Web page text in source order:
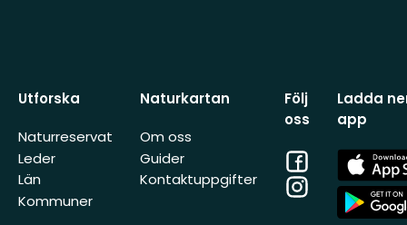
Utforska
Naturreservat
Leder
Län
Kommuner
Naturkartan
Om oss
Guider
Kontaktuppgifter
Följ
oss
Facebook
Instagram
Ladda
app
App
Store
App
Store